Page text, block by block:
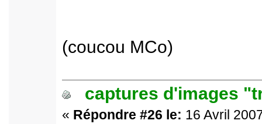
(coucou MCo)
captures d'images
« Répondre #26 le: 16 Avril